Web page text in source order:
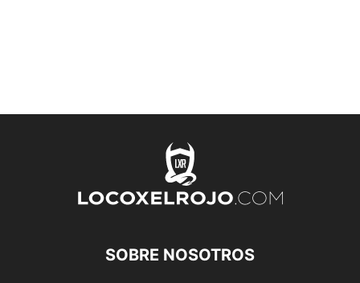
SOBRE NOSOTROS